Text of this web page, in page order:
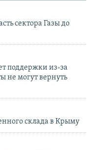
сектора Газы до
поддержки из-за
не могут вернуть
склада в Крыму